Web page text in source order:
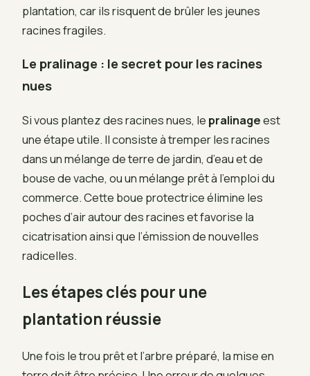
plantation, car ils risquent de brûler les jeunes
racines fragiles.
Le pralinage : le secret pour les racines
nues
Si vous plantez des racines nues, le pralinageest
une étape utile. Il consiste à tremper les racines
dans un mélange de terre de jardin, d’eau et de
bouse de vache, ou un mélange prêt à l’emploi du
commerce. Cette boue protectrice élimine les
poches d’air autour des racines et favorise la
cicatrisation ainsi que l’émission de nouvelles
radicelles.
Les étapes clés pour une
plantation réussie
Une fois le trou prêt et l’arbre préparé, la mise en